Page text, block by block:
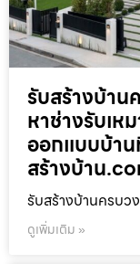
รับสร้างบ้าน
หาช่างรับเห
ออกแบบบ้าน
สร้างบ้าน
รับสร้างบ้านครบว
ดูเพิ่มเติม »